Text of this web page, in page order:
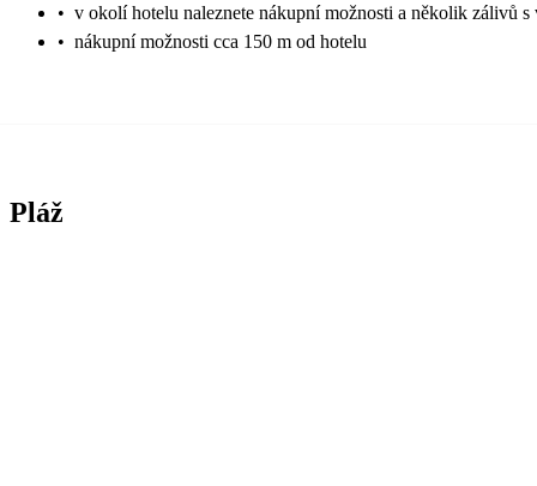
• v okolí hotelu naleznete nákupní možnosti a několik zálivů
• nákupní možnosti cca 150 m od hotelu
Pláž